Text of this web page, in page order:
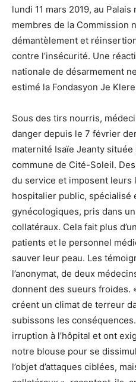
lundi 11 mars 2019, au
membres de la Commission
démantèlement et
contre l’insécurité. Une
nationale de désarmement
estimé la Fondasyon Je Klere
Sous des tirs nourris,
danger depuis le 7 février
maternité Isaïe Jeanty
commune de Cité-Soleil.
du service et imposent leurs
hospitalier public, spécialisé
gynécologiques, pris dans
collatéraux. Cela fait plus
patients et le personnel
sauver leur peau. Les
l’anonymat, de deux
donnent des sueurs froides.
créent un climat de terreur
subissons les
irruption à l’hôpital et ont
notre blouse pour se
l’objet d’attaques ciblées,